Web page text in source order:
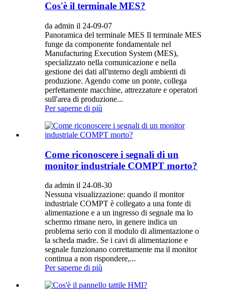
Cos'è il terminale MES?
da admin il 24-09-07
Panoramica del terminale MES Il terminale MES
funge da componente fondamentale nel
Manufacturing Execution System (MES),
specializzato nella comunicazione e nella
gestione dei dati all'interno degli ambienti di
produzione. Agendo come un ponte, collega
perfettamente macchine, attrezzature e operatori
sull'area di produzione...
Per saperne di più
Come riconoscere i segnali di un
monitor industriale COMPT morto?
da admin il 24-08-30
Nessuna visualizzazione: quando il monitor
industriale COMPT è collegato a una fonte di
alimentazione e a un ingresso di segnale ma lo
schermo rimane nero, in genere indica un
problema serio con il modulo di alimentazione o
la scheda madre. Se i cavi di alimentazione e
segnale funzionano correttamente ma il monitor
continua a non rispondere,...
Per saperne di più